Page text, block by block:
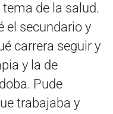
de la salud.
el secundario y
carrera seguir y
y la de
Pude
trabajaba y